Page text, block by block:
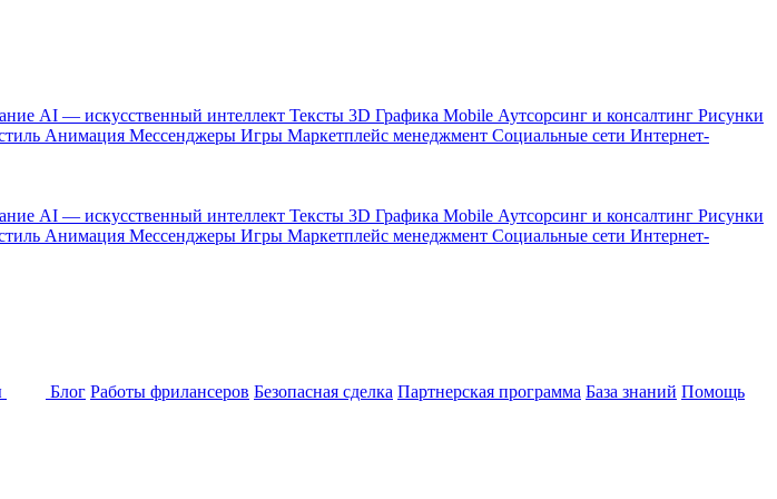
AI — искусственный интеллект Тексты 3D Графика Mobile Аутсорсинг и консалтинг Рисунки
Анимация Мессенджеры Игры Маркетплейс менеджмент Социальные сети Интернет-
AI — искусственный интеллект Тексты 3D Графика Mobile Аутсорсинг и консалтинг Рисунки
Анимация Мессенджеры Игры Маркетплейс менеджмент Социальные сети Интернет-
Блог Работы фрилансеров Безопасная сделка Партнерская программа База знаний Помощь